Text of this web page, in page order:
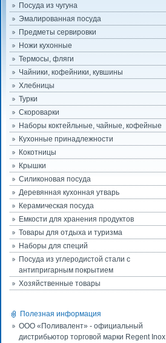
Посуда из чугуна
Эмалированная посуда
Предметы сервировки
Ножи кухонные
Термосы, фляги
Чайники, кофейники, кувшины
Хлебницы
Турки
Скороварки
Наборы коктейльные, чайные, кофейные
Кухонные принадлежности
Кокотницы
Крышки
Силиконовая посуда
Деревянная кухонная утварь
Керамическая посуда
Емкости для хранения продуктов
Товары для отдыха и туризма
Наборы для специй
Посуда из углеродистой стали с
антипригарным покрытием
Хозяйственные товары
Полезная информация
ООО «Поливалент» - официальный
дистрибьютор торговой марки Regent Inox